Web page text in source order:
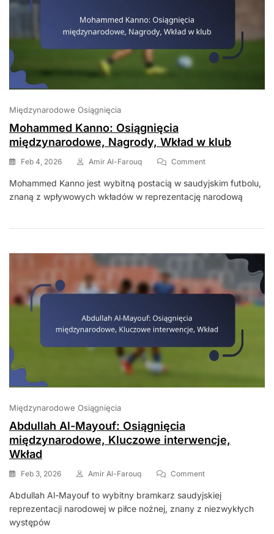
Międzynarodowe Osiągnięcia
Mohammed Kanno: Osiągnięcia
międzynarodowe, Nagrody, Wkład w klub
Feb 4, 2026 Amir Al-Farouq CommentOn
Kanno:
Osiągnięcia
Wkład
Klub
Mohammed Kanno jest wybitną postacią w saudyjskim futbolu,
znaną z wpływowych wkładów w reprezentację narodową
Międzynarodowe Osiągnięcia
Abdullah Al-Mayouf: Osiągnięcia
międzynarodowe, Kluczowe interwencje,
Wkład
Feb 3, 2026 Amir Al-Farouq CommentOn
Al-
Mayouf:
Abdullah Al-Mayouf to wybitny bramkarz saudyjskiej
reprezentacji narodowej w piłce nożnej, znany z niezwykłych
występów